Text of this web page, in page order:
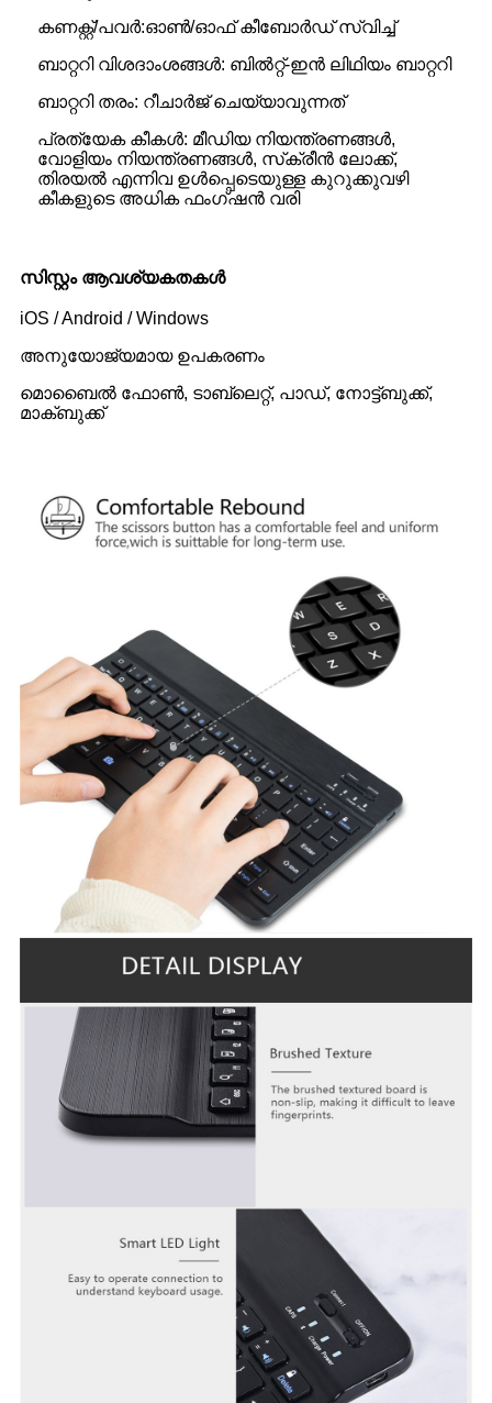
കണക്റ്റ്/പവർ:ഓൺ/ഓഫ് കീബോർഡ് സ്വിച്ച്
ബാറ്ററി വിശദാംശങ്ങൾ: ബിൽറ്റ്-ഇൻ ലിഥിയം ബാറ്ററി
ബാറ്ററി തരം: റീചാർജ് ചെയ്യാവുന്നത്
പ്രത്യേക കീകൾ: മീഡിയ നിയന്ത്രണങ്ങൾ,
വോളിയം നിയന്ത്രണങ്ങൾ, സ്‌ക്രീൻ ലോക്ക്,
തിരയൽ എന്നിവ ഉൾപ്പെടെയുള്ള കുറുക്കുവഴി
കീകളുടെ അധിക ഫംഗ്‌ഷൻ വരി
സിസ്റ്റം ആവശ്യകതകൾ
iOS / Android / Windows
അനുയോജ്യമായ ഉപകരണം
മൊബൈൽ ഫോൺ, ടാബ്‌ലെറ്റ്, പാഡ്, നോട്ട്ബുക്ക്,
മാക്ബുക്ക്